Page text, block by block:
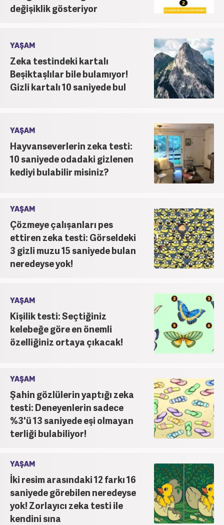
değişiklik gösteriyor
YAŞAM
Zeka testindeki kartalı
Beşiktaşlılar bile bulamıyor!
Gizli kartalı 10 saniyede bul
YAŞAM
Hayvanseverlerin zeka testi:
10 saniyede odadaki gizlenen
kediyi bulabilir misiniz?
YAŞAM
Çözmeye çalışanları pes
ettiren zeka testi: Görseldeki
3 gizli muzu 15 saniyede bulan
neredeyse yok!
YAŞAM
Kişilik testi: Seçtiğiniz
kelebeğe göre en önemli
özelliğiniz ortaya çıkacak!
YAŞAM
Şahin gözlülerin yaptığı zeka
testi: Deneyenlerin sadece
%3'ü 13 saniyede eşi olmayan
terliği bulabiliyor!
YAŞAM
İki resim arasındaki 12 farkı 16
saniyede görebilen neredeyse
yok! Zorlayıcı zeka testi ile
kendini sına